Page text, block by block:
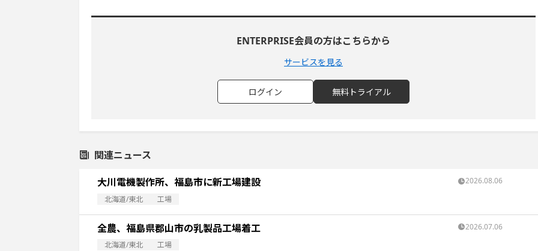
ENTERPRISE会員の方はこちらから
サービスを見る
ログイン 無料トライアル
関連ニュース
大川電機製作所、福島市に新工場建設
北海道/東北 工場
2026.08.06
全農、福島県郡山市の乳製品工場着工
北海道/東北 工場
2026.07.06